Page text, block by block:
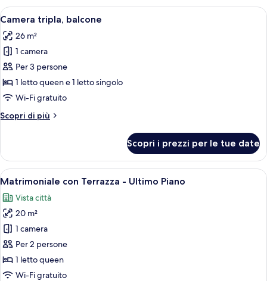
letto
Apri
tutte
le
foto
per
Camera
tripla,
Un letto rifatto con lenzuola
10
Camera tripla, balcone
26 m²
1 camera
Per 3 persone
1 letto queen e 1 letto singolo
Wi-Fi gratuito
Scopri di più
Altri
tripla,
balcone
Scopri i prezzi per le tue date
Apri
tutte
le
foto
per
Matrimoniale
con
Terrazza
Una camera d'albergo con un letto,
5
Matrimoniale con Terrazza - Ultimo Piano
Vista città
20 m²
1 camera
Per 2 persone
1 letto queen
Wi-Fi gratuito